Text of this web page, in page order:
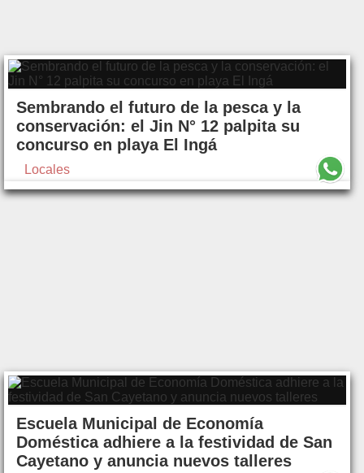
Sembrando el futuro de la pesca y la
conservación: el Jin N° 12 palpita su
concurso en playa El Ingá
Locales
Escuela Municipal de Economía
Doméstica adhiere a la festividad de San
Cayetano y anuncia nuevos talleres